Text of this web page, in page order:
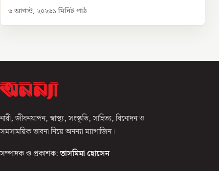
৬ আগস্ট, ২০২৬১ মিনিট পাঠ
নারী, জীবনযাপন, স্বাস্থ্য, সংস্কৃতি, সাহিত্য, বিনোদন ও
সমসাময়িক ভাবনা নিয়ে অনন্যা ম্যাগাজিন।
সম্পাদক ও প্রকাশক: তাসমিমা হোসেন